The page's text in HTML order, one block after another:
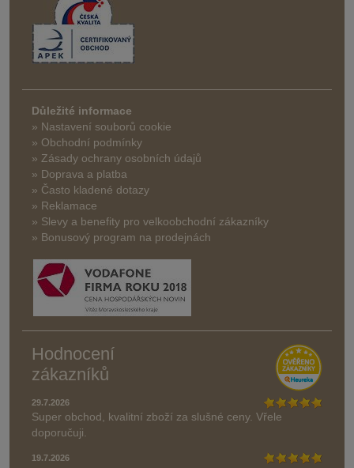
Důležité informace
» Nastavení souborů cookie
» Obchodní podmínky
» Zásady ochrany osobních údajů
» Doprava a platba
» Často kladené dotazy
» Reklamace
» Slevy a benefity pro velkoobchodní zákazníky
» Bonusový program na prodejnách
Hodnocení
zákazníků
29.7.2026
Super obchod, kvalitní zboží za slušné ceny. Vřele
doporučuji.
19.7.2026